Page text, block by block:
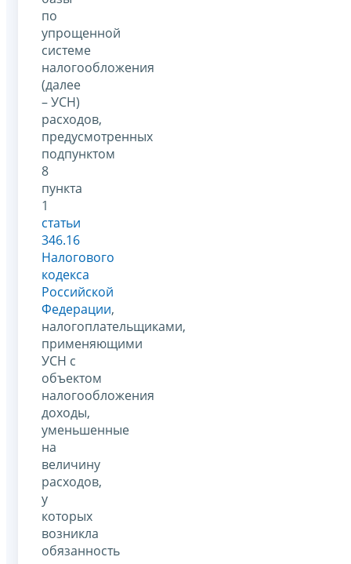
по
упрощенной
системе
налогообложения
(далее
– УСН)
расходов,
предусмотренных
подпунктом
8
пункта
1
статьи
346.16
Налогового
кодекса
Российской
Федерации,
налогоплательщиками,
применяющими
УСН с
объектом
налогообложения
доходы,
уменьшенные
на
величину
расходов,
у
которых
возникла
обязанность